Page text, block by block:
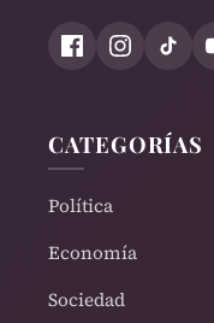
CATEGORÍAS
Política
Economía
Sociedad